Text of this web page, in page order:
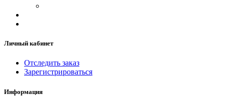
Личный кабинет
Отследить заказ
Зарегистрироваться
Информация